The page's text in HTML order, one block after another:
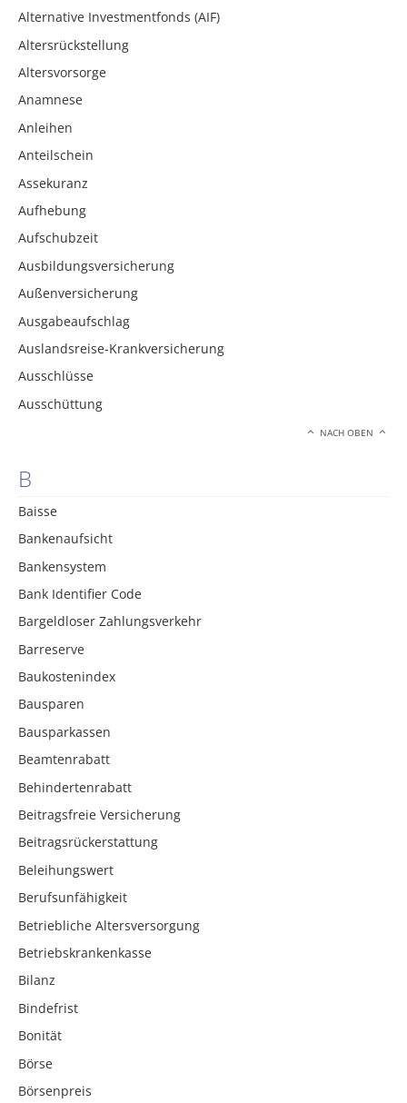
Alternative Investmentfonds (AIF)
Altersrückstellung
Altersvorsorge
Anamnese
Anleihen
Anteilschein
Assekuranz
Aufhebung
Aufschubzeit
Ausbildungsversicherung
Außenversicherung
Ausgabeaufschlag
Auslandsreise-Krankversicherung
Ausschlüsse
Ausschüttung
NACH OBEN
B
Baisse
Bankenaufsicht
Bankensystem
Bank Identifier Code
Bargeldloser Zahlungsverkehr
Barreserve
Baukostenindex
Bausparen
Bausparkassen
Beamtenrabatt
Behindertenrabatt
Beitragsfreie Versicherung
Beitragsrückerstattung
Beleihungswert
Berufsunfähigkeit
Betriebliche Altersversorgung
Betriebskrankenkasse
Bilanz
Bindefrist
Bonität
Börse
Börsenpreis